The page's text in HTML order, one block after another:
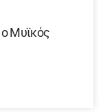
Μυϊκός